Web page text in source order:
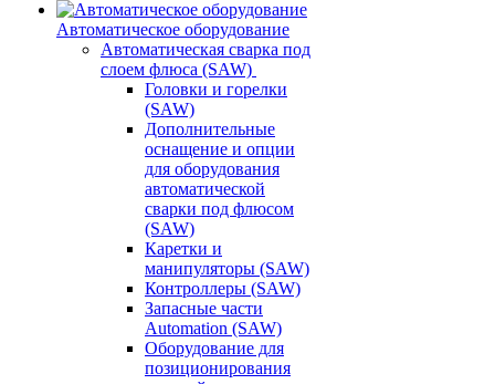
Автоматическое оборудование
Автоматическая сварка под
слоем флюса (SAW)
Головки и горелки
(SAW)
Дополнительные
оснащение и опции
для оборудования
автоматической
сварки под флюсом
(SAW)
Каретки и
манипуляторы (SAW)
Контроллеры (SAW)
Запасные части
Automation (SAW)
Оборудование для
позиционирования